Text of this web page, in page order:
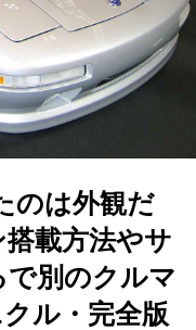
のは外観だ
載方法やサ
別のクルマ
ル・完全版